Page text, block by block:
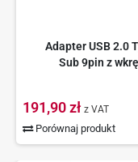
Adapter USB 2.0
Sub 9pin z
191,90 zł z VAT
Porównaj produkt